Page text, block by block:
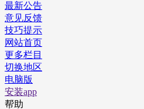
最新公告
意见反馈
技巧提示
网站首页
更多栏目
切换地区
电脑版
安装app
帮助